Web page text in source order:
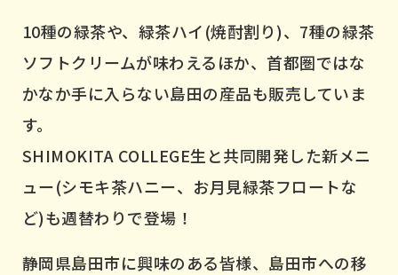
10種の緑茶や、緑茶ハイ(焼酎割り)、7種の緑茶
ソフトクリームが味わえるほか、首都圏ではな
かなか手に入らない島田の産品も販売していま
す。
SHIMOKITA COLLEGE生と共同開発した新メニ
ュー(シモキ茶ハニー、お月見緑茶フロートな
ど)も週替わりで登場！
静岡県島田市に興味のある皆様、島田市への移